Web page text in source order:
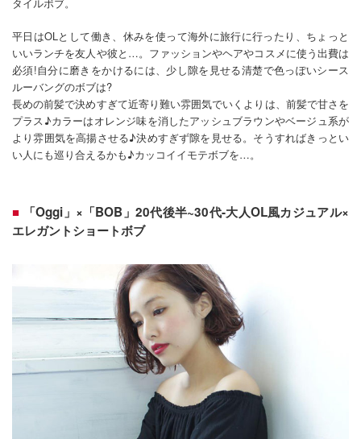
平日はOLとして働き、休みを使って海外に旅行に行ったり、ちょっと
いいランチを友人や彼と…。ファッションやヘアやコスメに使う出費は
必須!自分に磨きをかけるには、少し隙を見せる清楚で色っぽいシース
ルーバングのボブは?
長めの前髪で決めすぎて近寄り難い雰囲気でいくよりは、前髪で甘さを
プラス♪カラーはオレンジ味を消したアッシュブラウンやベージュ系が
より雰囲気を高揚させる♪決めすぎず隙を見せる。そうすればきっとい
い人にも巡り合えるかも♪カッコイイモテボブを…。
「Oggi」×「BOB」20代後半~30代-大人OL風カジュアル×
エレガントショートボブ